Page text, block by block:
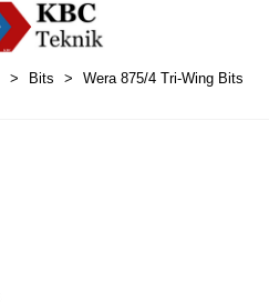
> Bits >
Wera 875/4 Tri-Wing Bits